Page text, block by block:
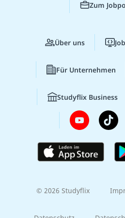
Zum
Über uns
Für Unternehmen
Studyflix Business
© 2026 Studyflix